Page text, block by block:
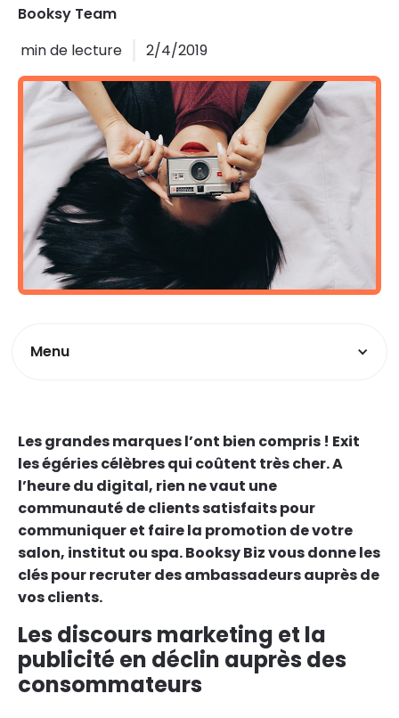
Booksy Team
min de lecture
2/4/2019
Menu
Les grandes marques l’ont bien compris ! Exit
les égéries célèbres qui coûtent très cher. A
l’heure du digital, rien ne vaut une
communauté de clients satisfaits pour
communiquer et faire la promotion de votre
salon, institut ou spa. Booksy Biz vous donne les
clés pour recruter des ambassadeurs auprès de
vos clients.
Les discours marketing et la
publicité en déclin auprès des
consommateurs